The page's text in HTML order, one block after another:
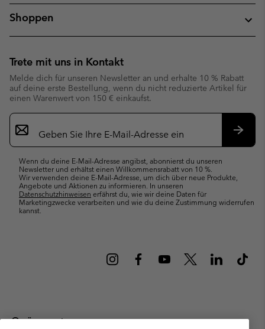
Shoppen
Trete mit uns in Kontakt
Melde dich für unseren Newsletter an und erhalte 10 % Rabatt
auf deine erste Bestellung, wenn du nicht reduzierte Artikel für
einen Warenwert von 150 € einkaufst.
Newsletter-
Anmeldung
Wenn du deine E-Mail-Adresse angibst, abonnierst du unseren
Newsletter und erhältst einen Willkommensrabatt von 10 %.
Wir verwenden deine E-Mail-Adresse, um dich über neue Produkte,
Angebote und Aktionen zu informieren. In unseren
Datenschutzhinweisen erfährst du, wie wir deine Daten für
Marketingzwecke verarbeiten und wie du deine Zustimmung widerrufen
kannst.
Österreich